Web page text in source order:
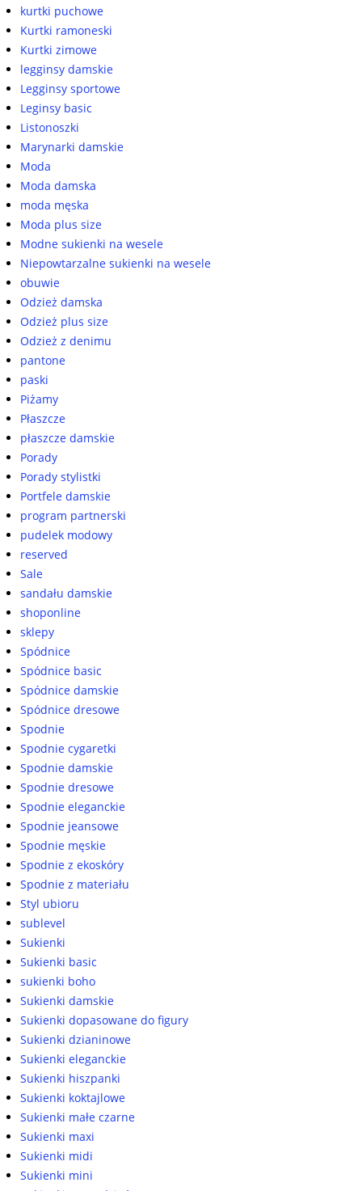
kurtki puchowe
Kurtki ramoneski
Kurtki zimowe
legginsy damskie
Legginsy sportowe
Leginsy basic
Listonoszki
Marynarki damskie
Moda
Moda damska
moda męska
Moda plus size
Modne sukienki na wesele
Niepowtarzalne sukienki na wesele
obuwie
Odzież damska
Odzież plus size
Odzież z denimu
pantone
paski
Piżamy
Płaszcze
płaszcze damskie
Porady
Porady stylistki
Portfele damskie
program partnerski
pudelek modowy
reserved
Sale
sandału damskie
shoponline
sklepy
Spódnice
Spódnice basic
Spódnice damskie
Spódnice dresowe
Spodnie
Spodnie cygaretki
Spodnie damskie
Spodnie dresowe
Spodnie eleganckie
Spodnie jeansowe
Spodnie męskie
Spodnie z ekoskóry
Spodnie z materiału
Styl ubioru
sublevel
Sukienki
Sukienki basic
sukienki boho
Sukienki damskie
Sukienki dopasowane do figury
Sukienki dzianinowe
Sukienki eleganckie
Sukienki hiszpanki
Sukienki koktajlowe
Sukienki małe czarne
Sukienki maxi
Sukienki midi
Sukienki mini